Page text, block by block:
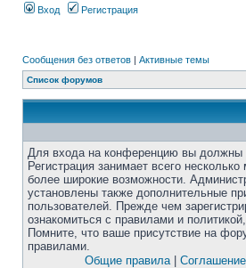
Вход Регистрация
Сообщения без ответов | Активные темы
Список форумов
Для входа на конференцию вы должны
Регистрация занимает всего
более широкие возможности.
установлены также дополнительные
пользователей. Прежде чем
ознакомиться с правилами и
Помните, что ваше присутствие на
правилами.
Общие правила|